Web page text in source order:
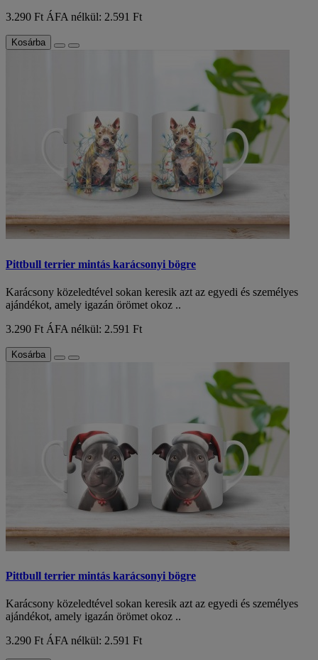
3.290 Ft ÁFA nélkül: 2.591 Ft
Kosárba
Pittbull terrier mintás karácsonyi bögre
Karácsony közeledtével sokan keresik azt az egyedi és személyes
ajándékot, amely igazán örömet okoz ..
3.290 Ft ÁFA nélkül: 2.591 Ft
Kosárba
Pittbull terrier mintás karácsonyi bögre
Karácsony közeledtével sokan keresik azt az egyedi és személyes
ajándékot, amely igazán örömet okoz ..
3.290 FtÁFA nélkül: 2.591 Ft